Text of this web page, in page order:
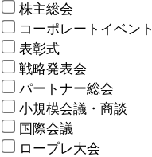
株主総会
コーポレートイベント
表彰式
戦略発表会
パートナー総会
小規模会議・商談
国際会議
ロープレ大会